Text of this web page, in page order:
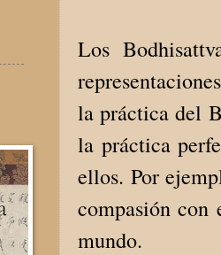
Los
la práctica del
la práctica
ellos. Por
compasión
mundo.